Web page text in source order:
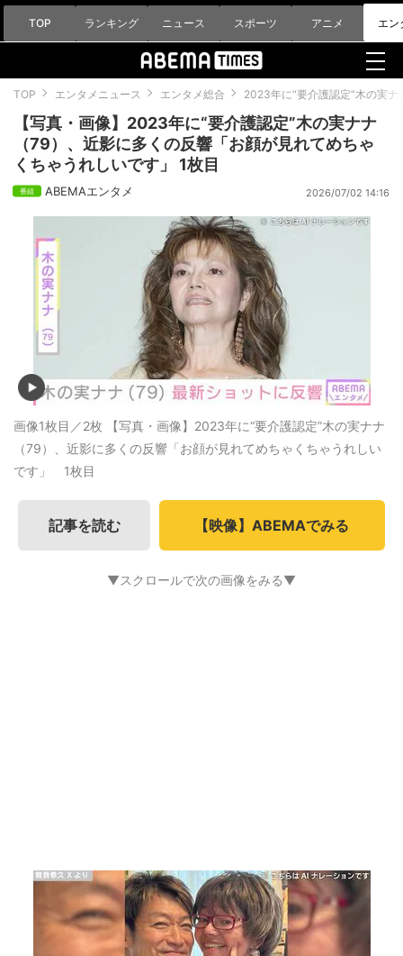
TOP ランキング ニュース スポーツ アニメ エン
TOP エンタメニュース エンタメ総合 2023年に“要介護認定”木の実
【写真・画像】2023年に“要介護認定”木の実ナナ
（79）、近影に多くの反響「お顔が見れてめちゃ
くちゃうれしいです」 1枚目
ABEMAエンタメ 2026/07/02 14:16
画像1枚目／2枚 【写真・画像】2023年に“要介護認定”木の実ナナ
（79）、近影に多くの反響「お顔が見れてめちゃくちゃうれしい
です」 1枚目
記事を読む 【映像】ABEMAでみる
▼スクロールで次の画像をみる▼